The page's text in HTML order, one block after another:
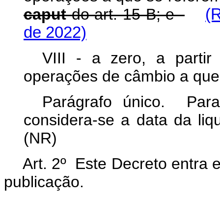
caputdo art. 15-B; e
de 2022)
VIII - a zero, a partir
operações de câmbio a
Parágrafo único.
considera-se a data da
(NR)
Art. 2º Este Decreto entra
publicação.